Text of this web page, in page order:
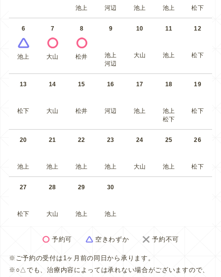
池上 河辺 池上 池上 松下
6
池上
7
大山
8
松井
9
池上
河辺
10
大山
11
池上
12
松下
13
松下
14
大山
15
松井
16
河辺
17
池上
18
池上
松下
19
松下
20
池上
21
池上
22
池上
23
池上
24
大山
25
池上
26
松下
27
松下
28
大山
29
池上
30
池上
予約可 空きわずか 予約不可
※ご予約の受付は1ヶ月前の同日から承ります。
※○△でも、治療内容によっては承れない場合がございますので、